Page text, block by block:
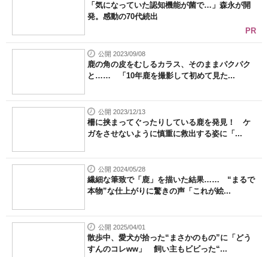
「気になっていた認知機能が菌で…」森永が開
発。感動の70代続出
PR
公開 2023/09/08
鹿の角の皮をむしるカラス、そのままパクパク
と…… 「10年鹿を撮影して初めて見た...
公開 2023/12/13
柵に挟まってぐったりしている鹿を発見！ ケ
ガをさせないように慎重に救出する姿に「...
公開 2024/05/28
繊細な筆致で「鹿」を描いた結果…… “まるで
本物”な仕上がりに驚きの声「これが絵...
公開 2025/04/01
散歩中、愛犬が拾った“まさかのもの”に「どう
すんのコレww」 飼い主もビビった“...